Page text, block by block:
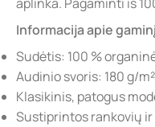
aplinka. Pagaminti iš
Informacija apie
Sudėtis: 100 %
Audinio svoris: 180 g/
Klasikinis, patogus
Sustiprintos rankovių